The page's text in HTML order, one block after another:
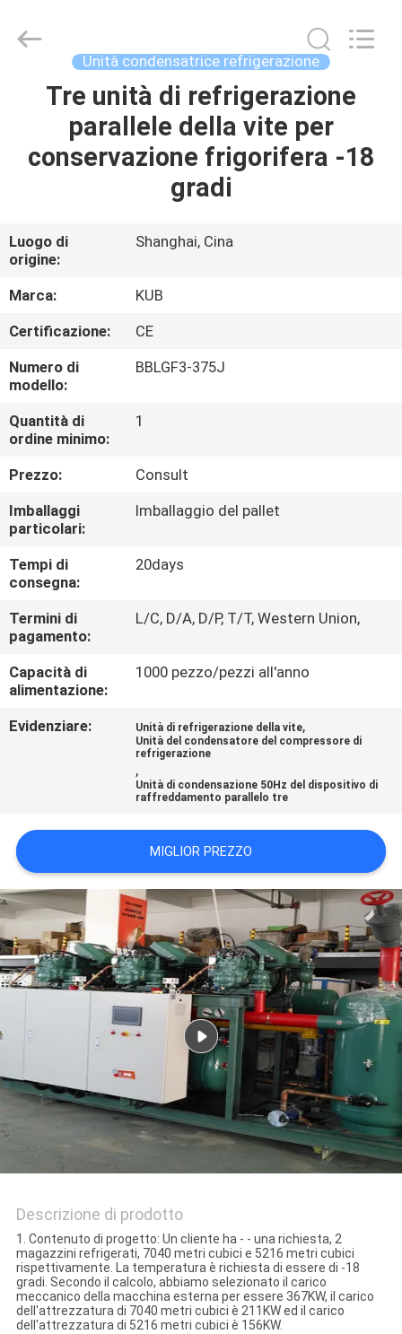
CASA
PRODOTTI
VR
CIRCA
NOI
GIRO
DELLA
FABBRICA
CONTROLLO
DI
QUALITÀ
CONTATTICI
RICHIEDA
CITAZIONE
DEL
SITO
POLITICA
SULLA
PRIVACY
Unità condensatrice refrigerazione
Tre unità di refrigerazione
parallele della vite per
conservazione frigorifera -18
gradi
Luogo di
origine:
Shanghai, Cina
Marca:
KUB
Certificazione:
CE
Numero di
modello:
BBLGF3-375J
Quantità di
ordine minimo:
1
Prezzo:
Consult
Imballaggi
particolari:
Imballaggio del pallet
Tempi di
consegna:
20days
Termini di
pagamento:
L/C, D/A, D/P, T/T, Western Union,
Capacità di
alimentazione:
1000 pezzo/pezzi all'anno
Evidenziare: Unità di refrigerazione della vite,
Unità del condensatore del compressore di
refrigerazione
,
Unità di condensazione 50Hz del dispositivo di
raffreddamento parallelo tre
MIGLIOR PREZZO
Descrizione di prodotto
1. Contenuto di progetto: Un cliente ha - - una richiesta, 2
magazzini refrigerati, 7040 metri cubici e 5216 metri cubici
rispettivamente. La temperatura è richiesta di essere di -18
gradi. Secondo il calcolo, abbiamo selezionato il carico
meccanico della macchina esterna per essere 367KW, il carico
dell'attrezzatura di 7040 metri cubici è 211KW ed il carico
dell'attrezzatura di 5216 metri cubici è 156KW.